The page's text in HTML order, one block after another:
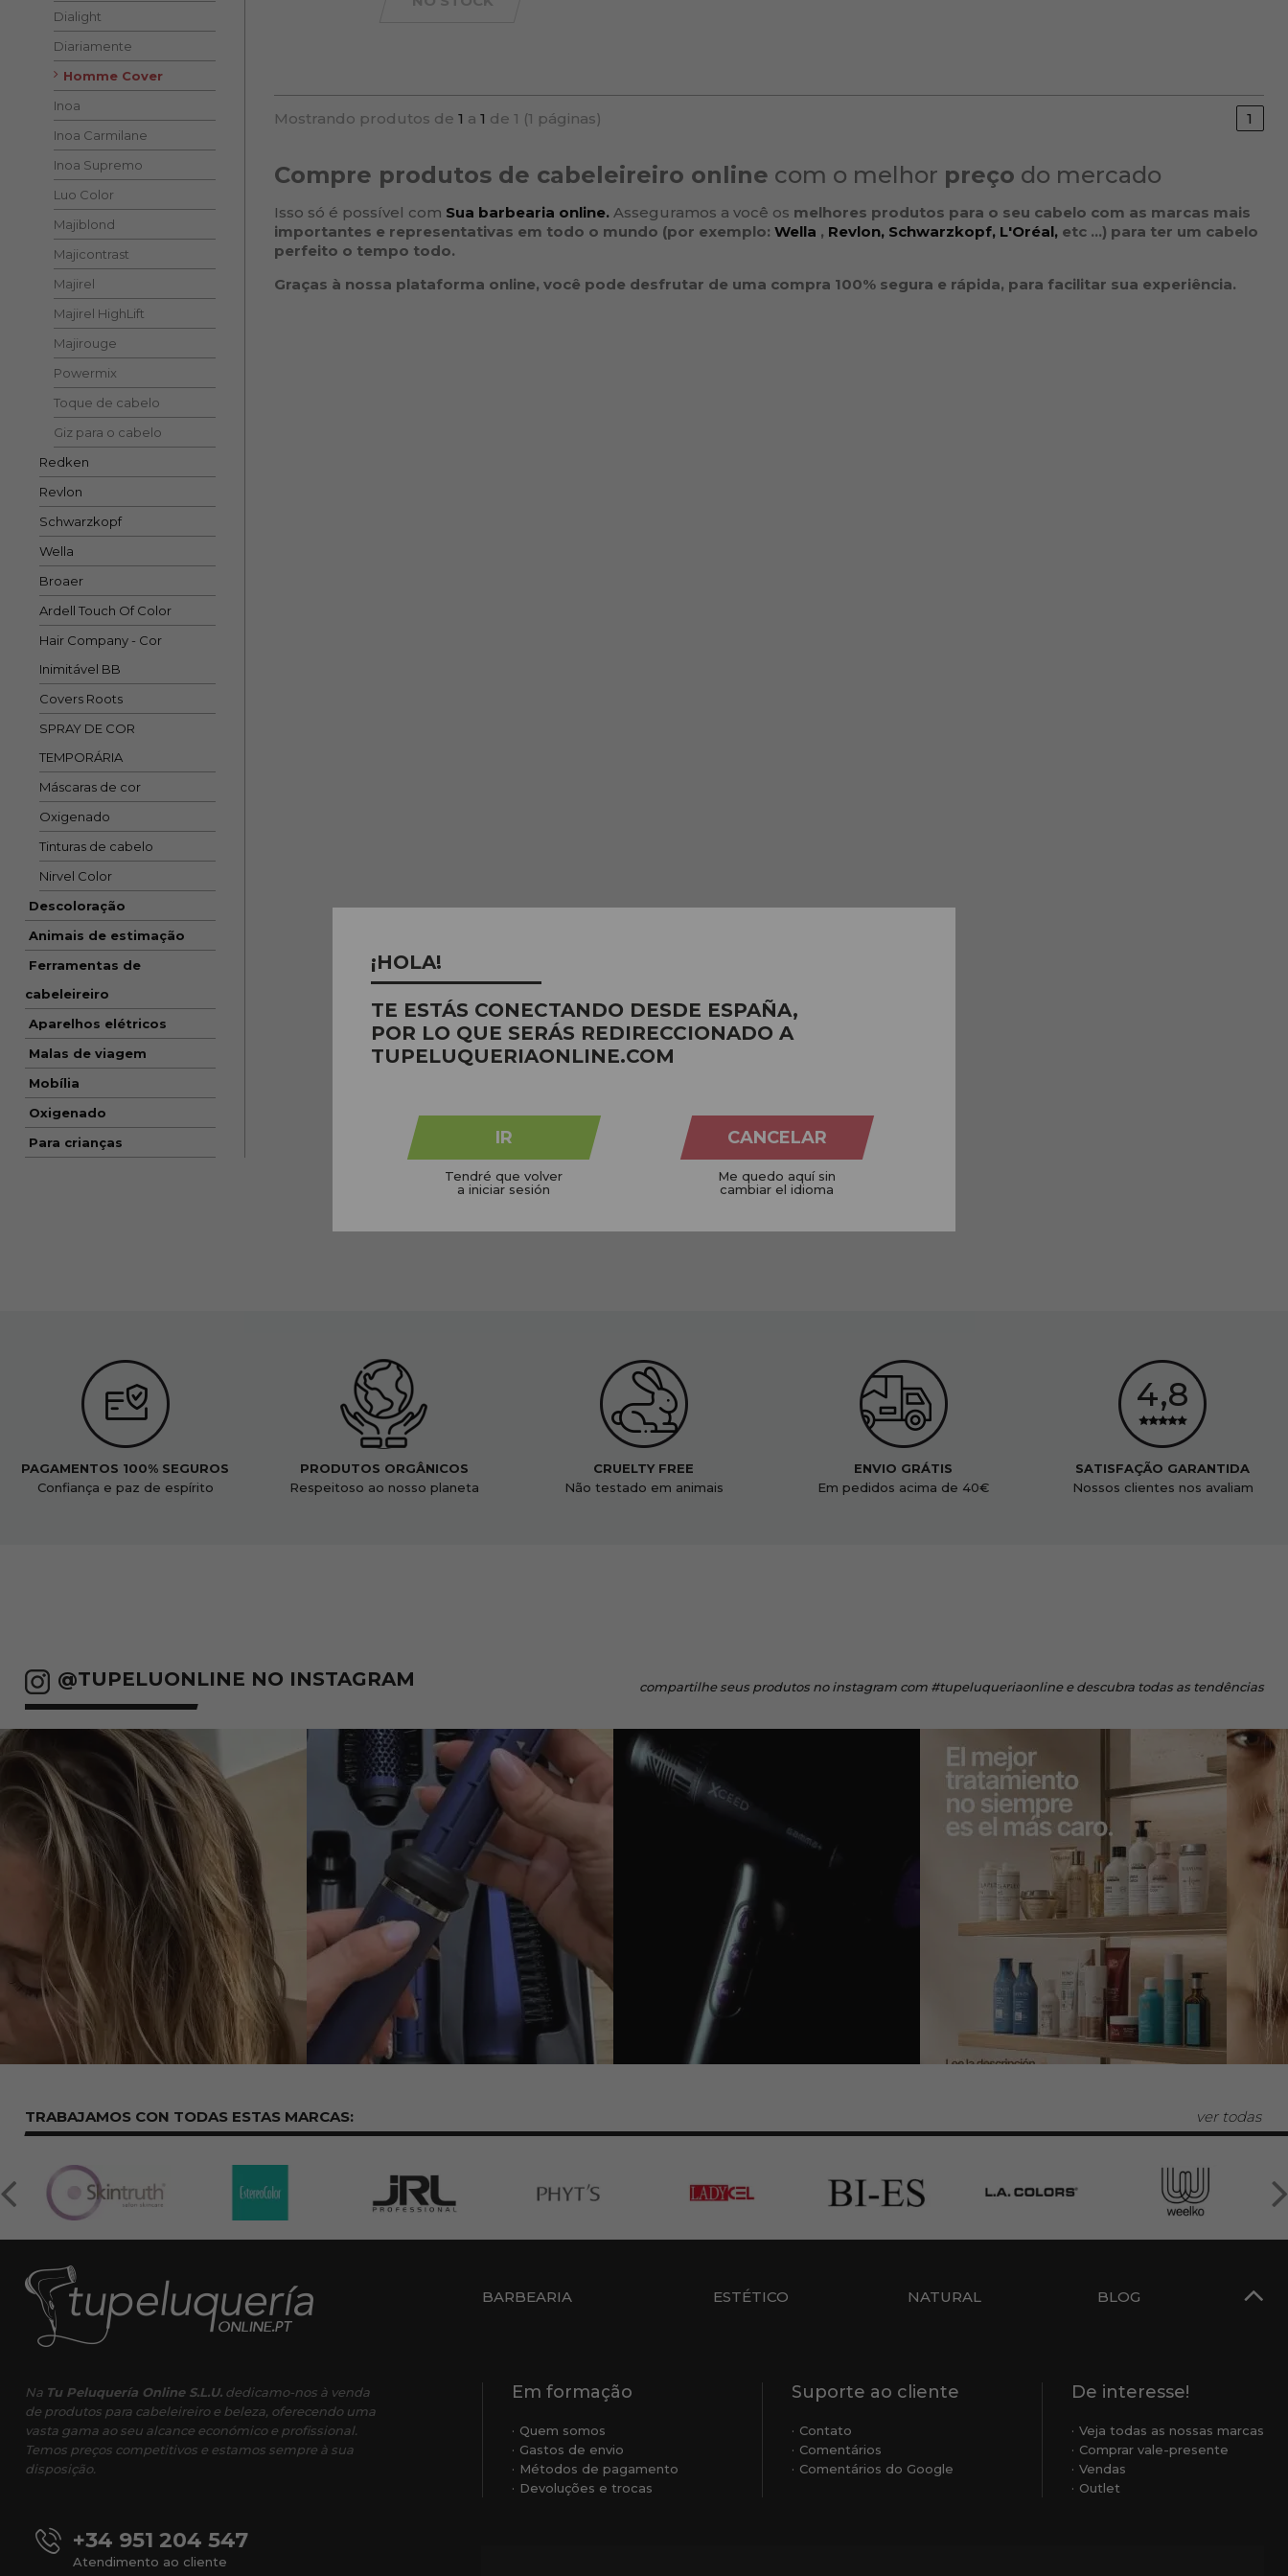
Dialight
Diariamente
Homme Cover
Inoa
Inoa Carmilane
Inoa Supremo
Luo Color
Majiblond
Majicontrast
Majirel
Majirel HighLift
Majirouge
Powermix
Toque de cabelo
Giz para o cabelo
Redken
Revlon
Schwarzkopf
Wella
Broaer
Ardell Touch Of Color
Hair Company - Cor
Inimitável BB
Covers Roots
SPRAY DE COR
TEMPORÁRIA
Máscaras de cor
Oxigenado
Tinturas de cabelo
Nirvel Color
Descoloração
Animais de estimação
Ferramentas de
cabeleireiro
Aparelhos elétricos
Malas de viagem
Mobília
Oxigenado
Para crianças
Mostrando produtos de 1 a 1 de 1 (1 páginas) 1
Compre produtos de cabeleireiro online com o melhor preço do mercado
Isso só é possível com Sua barbearia online.Asseguramos a você os melhores produtos para o seu cabelo com as marcas mais
importantes e representativas em todo o mundo (por exemplo: Wella , Revlon, Schwarzkopf, L'Oréal,etc ...) para ter um cabelo
perfeito o tempo todo.
Graças à nossa plataforma online, você pode desfrutar de uma compra 100% segura e rápida, para facilitar sua experiência.
PAGAMENTOS 100% SEGUROS
Confiança e paz de espírito
PRODUTOS ORGÂNICOS
Respeitoso ao nosso planeta
CRUELTY FREE
Não testado em animais
ENVIO GRÁTIS
Em pedidos acima de 40€
SATISFAÇÃO GARANTIDA
Nossos clientes nos avaliam
@TUPELUONLINE NO INSTAGRAM compartilheseus produtos no instagramcom #tupeluqueriaonline e descubra todas as tendências
TRABAJAMOS CON TODAS ESTASMARCAS: ver todas
BARBEARIA ESTÉTICO NATURAL BLOG
Na Tu Peluquería Online S.L.U.dedicamo-nos à venda
de produtos para cabeleireiro e beleza, oferecendo uma
vasta gama ao seu alcance económico e profissional.
Temos preços competitivos e estamos sempre à sua
disposição.
+34 951 204 547
Atendimento ao cliente
Em formação
Quem somos
Gastos de envio
Métodos de pagamento
Devoluções e trocas
Suporte ao cliente
Contato
Comentários
Comentários do Google
De interesse!
Veja todas as nossas marcas
Comprar vale-presente
Vendas
Outlet
¡HOLA!
TE ESTÁS CONECTANDO DESDE ESPAÑA,
POR LO QUE SERÁS REDIRECCIONADO A
TUPELUQUERIAONLINE.COM
IR
Tendré que volver
a iniciar sesión
CANCELAR
Me quedo aquí sin
cambiar el idioma